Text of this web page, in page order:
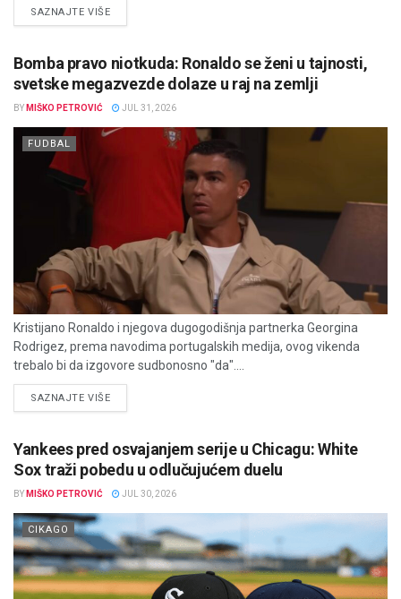
SAZNAJTE VIŠEDETAILS
Bomba pravo niotkuda: Ronaldo se ženi u tajnosti,
svetske megazvezde dolaze u raj na zemlji
BY MIŠKO PETROVIĆ JUL 31, 2026
FUDBAL
Kristijano Ronaldo i njegova dugogodišnja partnerka Georgina
Rodrigez, prema navodima portugalskih medija, ovog vikenda
trebalo bi da izgovore sudbonosno "da"....
SAZNAJTE VIŠEDETAILS
Yankees pred osvajanjem serije u Chicagu: White
Sox traži pobedu u odlučujućem duelu
BY MIŠKO PETROVIĆ JUL 30, 2026
CIKAGO